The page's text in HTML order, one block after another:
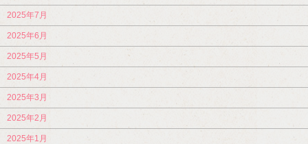
2025年7月
2025年6月
2025年5月
2025年4月
2025年3月
2025年2月
2025年1月